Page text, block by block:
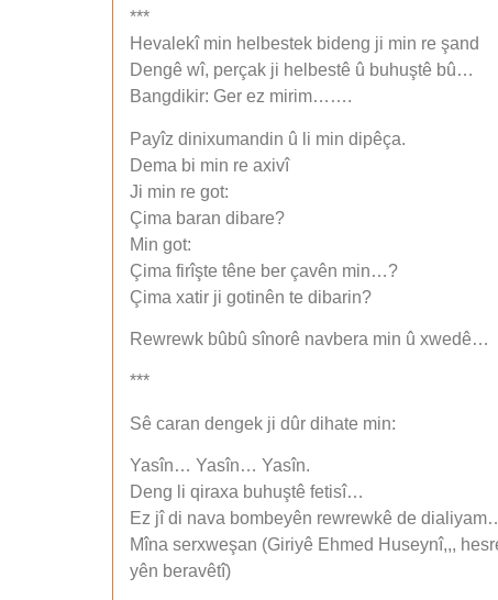
***
Hevalekî min helbestek bideng ji min re şand
Dengê wî, perçak ji helbestê û buhuştê bû…
Bangdikir: Ger ez mirim…….
Payîz dinixumandin û li min dipêça.
Dema bi min re axivî
Ji min re got:
Çima baran dibare?
Min got:
Çima firîşte têne ber çavên min…?
Çima xatir ji gotinên te dibarin?
Rewrewk bûbû sînorê navbera min û xwedê…
***
Sê caran dengek ji dûr dihate min:
Yasîn… Yasîn… Yasîn.
Deng li qiraxa buhuştê fetisî…
Ez jî di nava bombeyên rewrewkê de
Mîna serxweşan (Giriyê Ehmed Huseynî,,,
yên beravêtî)